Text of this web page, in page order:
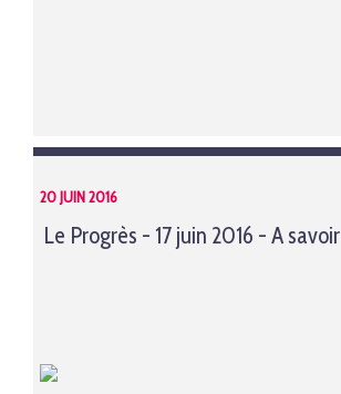
20 JUIN 2016
Le Progrès - 17 juin 2016 - A savoir